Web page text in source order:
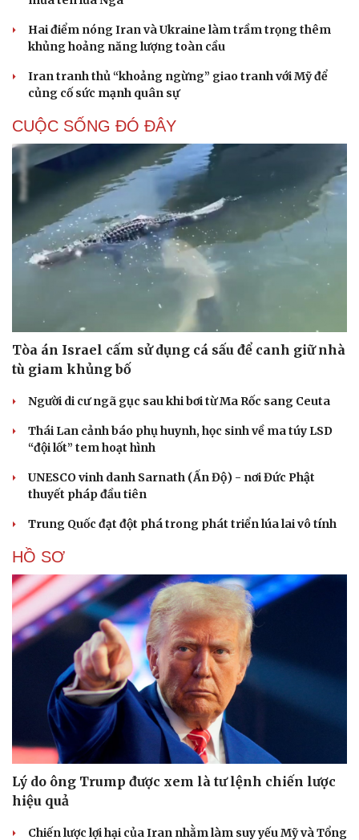
Cải chính
Hai điểm nóng Iran và Ukraine làm trầm trọng thêm
khủng hoảng năng lượng toàn cầu
Iran tranh thủ “khoảng ngừng” giao tranh với Mỹ để
củng cố sức mạnh quân sự
CUỘC SỐNG ĐÓ ĐÂY
Tòa án Israel cấm sử dụng cá sấu để canh giữ nhà
tù giam khủng bố
Người di cư ngã gục sau khi bơi từ Ma Rốc sang Ceuta
Thái Lan cảnh báo phụ huynh, học sinh về ma túy LSD
“đội lốt” tem hoạt hình
UNESCO vinh danh Sarnath (Ấn Độ) - nơi Đức Phật
thuyết pháp đầu tiên
Trung Quốc đạt đột phá trong phát triển lúa lai vô tính
HỒ SƠ
Lý do ông Trump được xem là tư lệnh chiến lược
hiệu quả
Chiến lược lợi hại của Iran nhằm làm suy yếu Mỹ và Tổng